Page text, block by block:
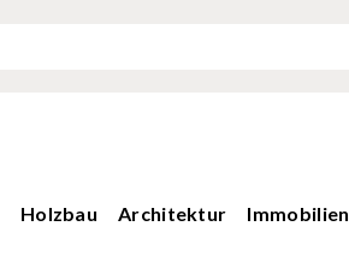
Holzbau Architektur Immobilien